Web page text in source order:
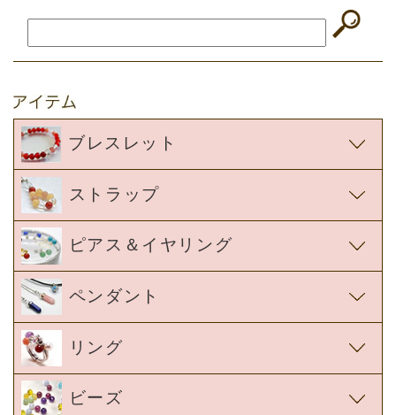
ブレスレット
ストラップ
ピアス＆イヤリング
ペンダント
リング
ビーズ
浄化アイテム
ギフトボックス＆ラッピング